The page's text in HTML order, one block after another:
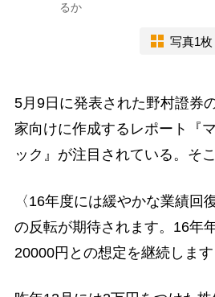
るか
写真1枚
5月9日に発表された野村證券
家向けに作成するレポート『
ック』が注目されている。そ
〈16年度には緩やかな業績回
の反転が期待されます。16年
20000円との想定を継続します